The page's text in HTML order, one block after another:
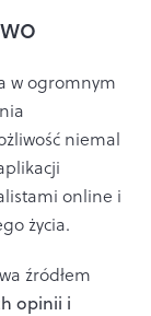
w ogromnym
niemal
online i
życia.
źródłem
opinii i